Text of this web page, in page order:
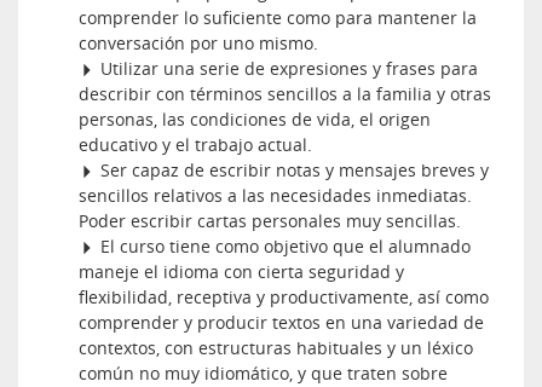
comprender lo suficiente como para mantener la
conversación por uno mismo.
Utilizar una serie de expresiones y frases para
describir con términos sencillos a la familia y otras
personas, las condiciones de vida, el origen
educativo y el trabajo actual.
Ser capaz de escribir notas y mensajes breves y
sencillos relativos a las necesidades inmediatas.
Poder escribir cartas personales muy sencillas.
El curso tiene como objetivo que el alumnado
maneje el idioma con cierta seguridad y
flexibilidad, receptiva y productivamente, así como
comprender y producir textos en una variedad de
contextos, con estructuras habituales y un léxico
común no muy idiomático, y que traten sobre